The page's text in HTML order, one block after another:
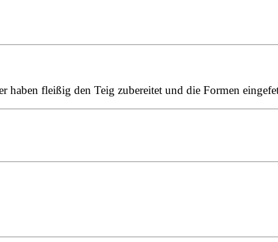
haben fleißig den Teig zubereitet und die Formen